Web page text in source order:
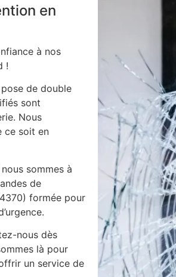
en
à nos
!
de double
sont
Nous
ce soit en
sommes à
de
formée pour
nous dès
là pour
un service de